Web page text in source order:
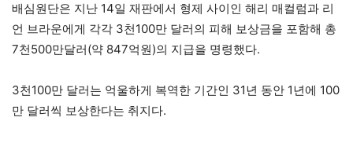
배심원단은 지난 14일 재판에서 형제 사이인 해리 매컬럼과 리
언 브라운에게 각각 3천100만 달러의 피해 보상금을 포함해 총
7천500만달러(약 847억원)의 지급을 명령했다.
3천100만 달러는 억울하게 복역한 기간인 31년 동안 1년에 100
만 달러씩 보상한다는 취지다.